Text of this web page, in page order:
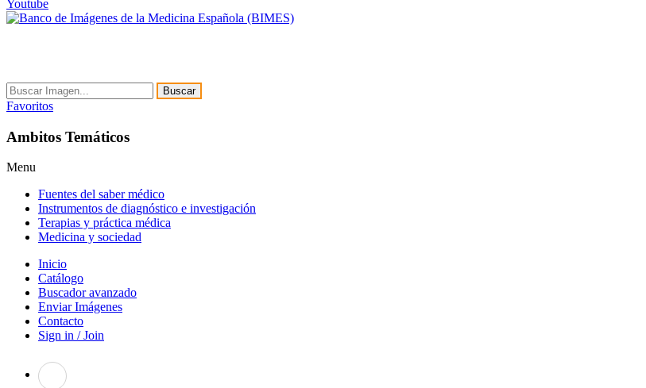
Youtube
Buscar
Favoritos
Ambitos Temáticos
Menu
Fuentes del saber médico
Instrumentos de diagnóstico e investigación
Terapias y práctica médica
Medicina y sociedad
Inicio
Catálogo
Buscador avanzado
Enviar Imágenes
Contacto
Sign in / Join